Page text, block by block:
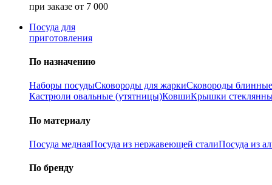
при заказе от 7 000
Посуда для
приготовления
По назначению
Наборы посудыСковороды для жаркиСковороды блинные
Кастрюли овальные (утятницы)КовшиКрышки
По материалу
Посуда меднаяПосуда из нержавеющей сталиПосуда из
По бренду